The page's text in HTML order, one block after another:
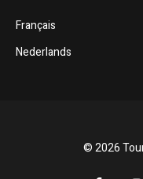
Français
Nederlands
© 2026